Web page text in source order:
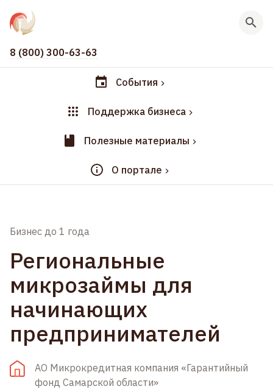
8 (800) 300-63-63
События
Поддержка бизнеса
Полезные материалы
О портале
Бизнес до 1 года
Региональные
микрозаймы для
начинающих
предпринимателей
АО Микрокредитная компания «Гарантийный
фонд Самарской области»